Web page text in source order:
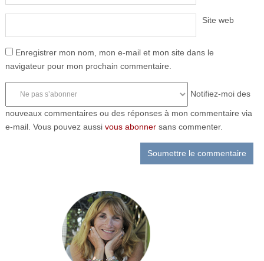
Site web
Enregistrer mon nom, mon e-mail et mon site dans le
navigateur pour mon prochain commentaire.
Notifiez-moi des
nouveaux commentaires ou des réponses à mon commentaire via
e-mail. Vous pouvez aussi vous abonnersans commenter.